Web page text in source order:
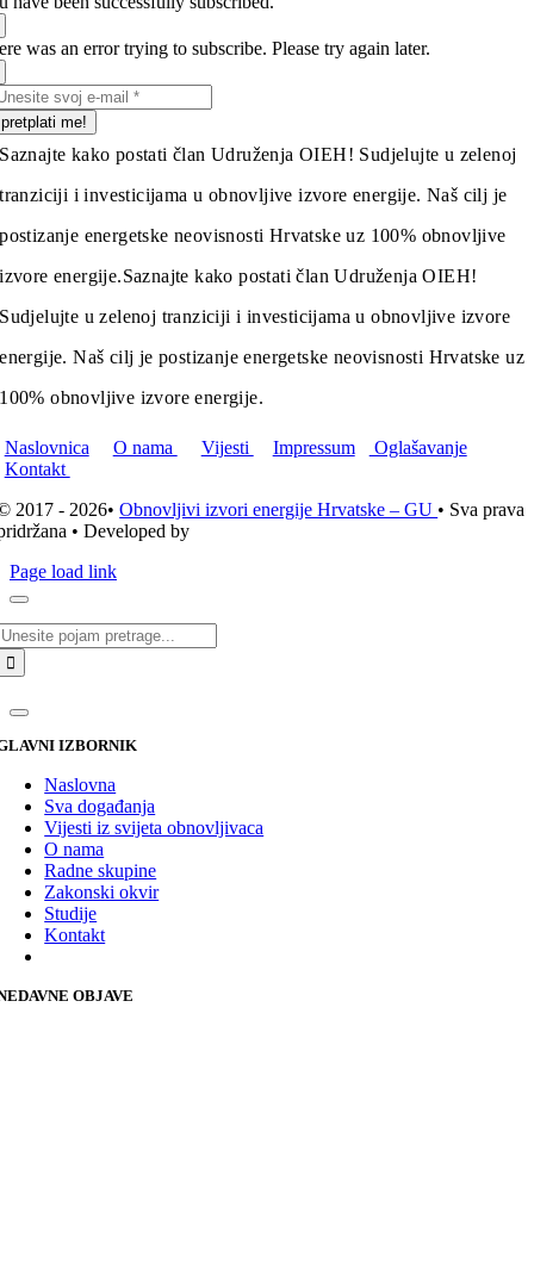
was an error trying to subscribe. Please try again later.
pretplati me!
Saznajte kako postati član Udruženja OIEH! Sudjelujte u zelenoj
tranziciji i investicijama u obnovljive izvore energije. Naš cilj je
postizanje energetske neovisnosti Hrvatske uz 100% obnovljive
izvore energije.Saznajte kako postati član Udruženja OIEH!
Sudjelujte u zelenoj tranziciji i investicijama u obnovljive izvore
energije. Naš cilj je postizanje energetske neovisnosti Hrvatske uz
100% obnovljive izvore energije.
Naslovnica O nama Vijesti Impressum
Oglašavanje
Kontakt
2017 - 2026•Obnovljivi izvori energije Hrvatske – GU • Sva prava
• Developed by
Page load link
IZBORNIK
Naslovna
Sva događanja
Vijesti iz svijeta obnovljivaca
O nama
Radne skupine
Zakonski okvir
Studije
Kontakt
OBJAVE